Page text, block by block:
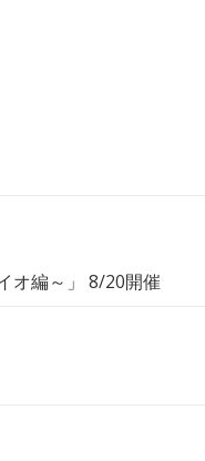
オ編～」 8/20開催